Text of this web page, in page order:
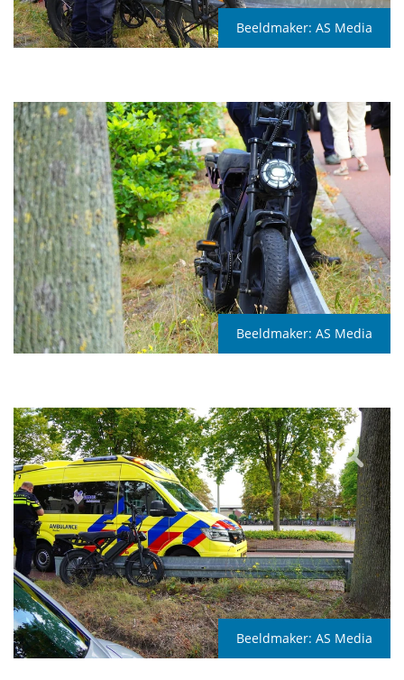
Beeldmaker: AS Media
Beeldmaker: AS Media
Beeldmaker: AS Media